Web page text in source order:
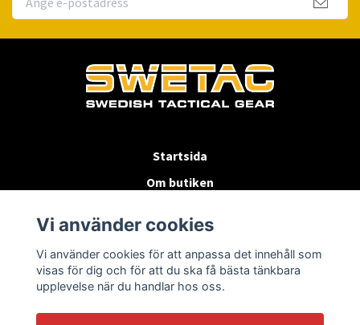
Startsida
Om butiken
Byten & Returer
Kontakta oss
Vi använder cookies
Vi använder cookies för att anpassa det innehåll som
visas för dig och för att du ska få bästa tänkbara
upplevelse när du handlar hos oss.